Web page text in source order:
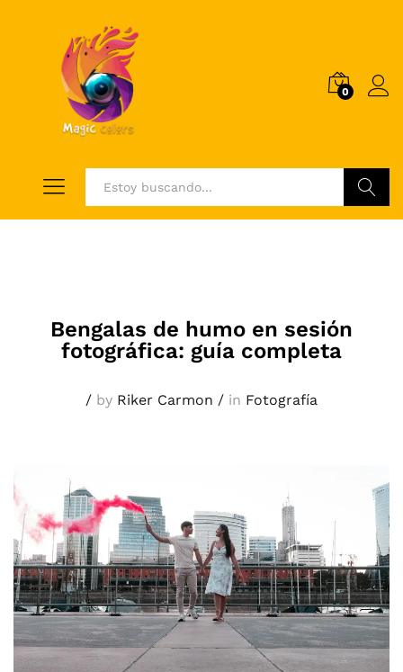
0
Bengalas de humo en sesión
fotográfica: guía completa
/ by Riker Carmon / in Fotografía